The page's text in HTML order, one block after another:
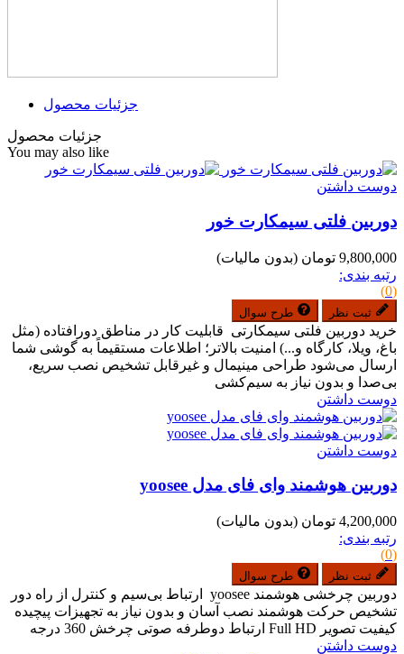
جزئیات محصول
جزئیات محصول
You may also like
دوست داشتن
دوربین فلتی سیمکارت خور
9,800,000 تومان
(بدون مالیات)
رتبه بندی:
(0)
ثبت نظر طرح سوال
خرید دوربین فلتی سیمکارتی قابلیت کار در مناطق دورافتاده (مثل
باغ، ویلا، کارگاه و...) امنیت بالاتر؛ اطلاعات مستقیماً به گوشی شما
ارسال می‌شود طراحی مینیمال و غیرقابل تشخیص نصب سریع،
بی‌صدا و بدون نیاز به سیم‌کشی
دوست داشتن
دوست داشتن
دوربین هوشمند وای فای مدل yoosee
4,200,000 تومان
(بدون مالیات)
رتبه بندی:
(0)
ثبت نظر طرح سوال
دوربین چرخشی هوشمند yoosee ارتباط بی‌سیم و کنترل از راه دور
تشخیص حرکت هوشمند نصب آسان و بدون نیاز به تجهیزات پیچیده
کیفیت تصویر Full HD ارتباط دوطرفه صوتی چرخش 360 درجه
دوست داشتن